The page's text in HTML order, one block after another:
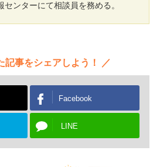
ンターにて相談員を務める。
記事をシェアしよう！
Facebook
LINE